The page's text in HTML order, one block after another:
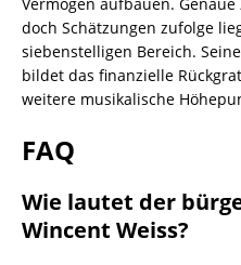
doch Schätzungen zufolge
siebenstelligen Bereich.
bildet das finanzielle
weitere musikalische
FAQ
Wie lautet der
Wincent Weiss?